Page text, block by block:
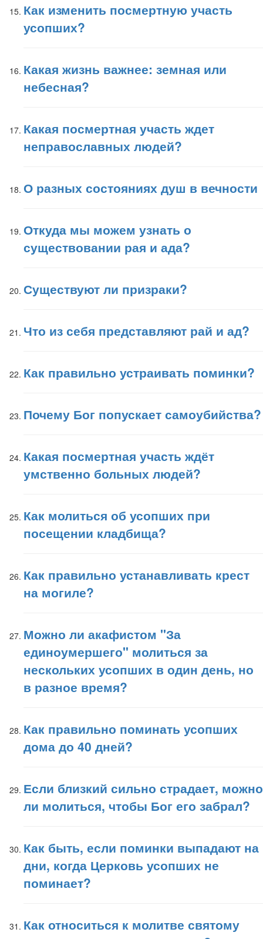
Как изменить посмертную участь
усопших?
Какая жизнь важнее: земная или
небесная?
Какая посмертная участь ждет
неправославных людей?
О разных состояниях душ в вечности
Откуда мы можем узнать о
существовании рая и ада?
Существуют ли призраки?
Что из себя представляют рай и ад?
Как правильно устраивать поминки?
Почему Бог попускает самоубийства?
Какая посмертная участь ждёт
умственно больных людей?
Как молиться об усопших при
посещении кладбища?
Как правильно устанавливать крест
на могиле?
Можно ли акафистом "За
единоумершего" молиться за
нескольких усопших в один день, но
в разное время?
Как правильно поминать усопших
дома до 40 дней?
Если близкий сильно страдает, можно
ли молиться, чтобы Бог его забрал?
Как быть, если поминки выпадают на
дни, когда Церковь усопших не
поминает?
Как относиться к молитве святому